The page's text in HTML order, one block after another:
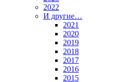
2022
И другие…
2021
2020
2019
2018
2017
2016
2015